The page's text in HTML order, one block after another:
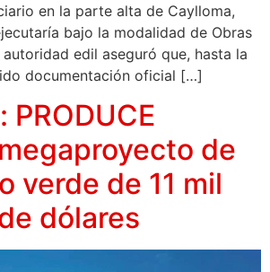
en la parte alta de Caylloma,
bajo la modalidad de Obras
edil aseguró que, hasta la
documentación oficial […]
PRODUCE
de
verde de 11 mil
dólares